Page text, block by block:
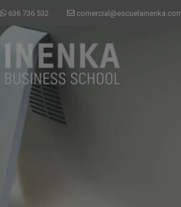
636 736 532